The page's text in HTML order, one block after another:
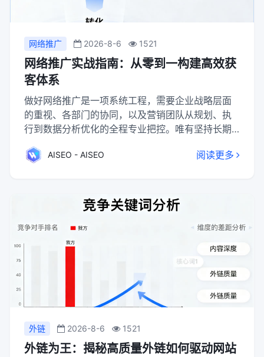
网络推广 2026-8-6 1521
网络推广实战指南：从零到一构建高效获
客体系
做好网络推广是一项系统工程，需要企业战略层面
的重视、各部门的协同，以及营销团队从规划、执
行到数据分析优化的全程专业把控。唯有坚持长期
持续赋能的网络推广体系。
AISEO - AISEO 阅读更多
外链 2026-8-6 1521
外链为王：揭秘高质量外链如何驱动网站